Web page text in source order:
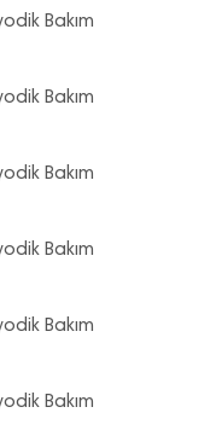
Bakım
Bakım
Bakım
Bakım
Bakım
Bakım